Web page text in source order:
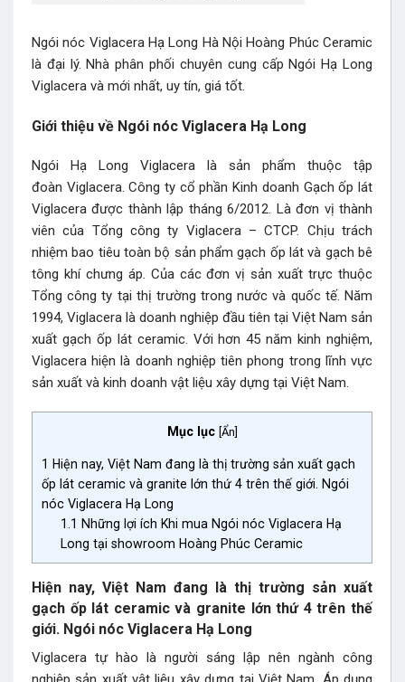
Ngói nóc Viglacera Hạ Long Hà Nội Hoàng Phúc Ceramic
là đại lý. Nhà phân phối chuyên cung cấp Ngói Hạ Long
Viglacera và mới nhất, uy tín, giá tốt.
Giới thiệu về Ngói nóc Viglacera Hạ Long
Ngói Hạ Long Viglacera là sản phẩm thuộc tập
đoàn Viglacera. Công ty cổ phần Kinh doanh Gạch ốp lát
Viglacera được thành lập tháng 6/2012. Là đơn vị thành
viên của Tổng công ty Viglacera – CTCP. Chịu trách
nhiệm bao tiêu toàn bộ sản phẩm gạch ốp lát và gạch bê
tông khí chưng áp. Của các đơn vị sản xuất trực thuộc
Tổng công ty tại thị trường trong nước và quốc tế. Năm
1994, Viglacera là doanh nghiệp đầu tiên tại Việt Nam sản
xuất gạch ốp lát ceramic. Với hơn 45 năm kinh nghiệm,
Viglacera hiện là doanh nghiệp tiên phong trong lĩnh vực
sản xuất và kinh doanh vật liệu xây dựng tại Việt Nam.
Mục lục Ẩn
1 Hiện nay, Việt Nam đang là thị trường sản xuất gạch
ốp lát ceramic và granite lớn thứ 4 trên thế giới. Ngói
nóc Viglacera Hạ Long
1.1 Những lợi ích Khi mua Ngói nóc Viglacera Hạ
Long tại showroom Hoàng Phúc Ceramic
Hiện nay, Việt Nam đang là thị trường sản xuất
gạch ốp lát ceramic và granite lớn thứ 4 trên thế
giới. Ngói nóc Viglacera Hạ Long
Viglacera tự hào là người sáng lập nên ngành công